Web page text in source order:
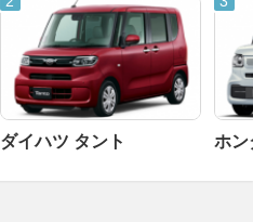
ダイハツ タント ホン